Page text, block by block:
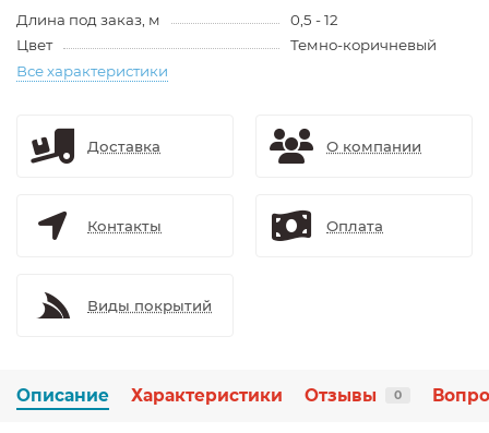
Длина под заказ, м
0,5 - 12
Цвет
Темно-коричневый
Все характеристики
Доставка О компании
Контакты Оплата
Виды покрытий
Описание Характеристики Отзывы 0